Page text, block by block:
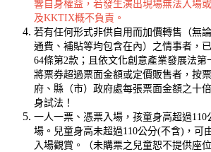
響自身權益，若發生演出現場無法入場
及KKTIX概不負責。
若有任何形式非供自用而加價轉售（無
通費、補貼等均包含在內）之情事者，
64條第2款；且依文化創意產業發展法第
將票券超過票面金額或定價販售者，按
府、縣（市）政府處每張票面金額之十
身試法！
一人一票、憑票入場， 孩童身高超過110
場。兒童身高未超過110公分(不含)，可
入場觀賞。（未購票之兒童恕不提供座位